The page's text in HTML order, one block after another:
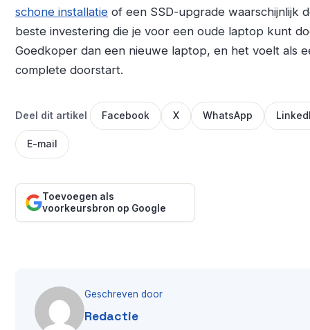
schone installatie of een SSD-upgrade waarschijnlijk
beste investering die je voor een oude laptop kunt
Goedkoper dan een nieuwe laptop, en het voelt als
complete doorstart.
Deel dit artikel Facebook X WhatsApp
E-mail
Toevoegen als
voorkeursbron op Google
Geschreven door
Redactie